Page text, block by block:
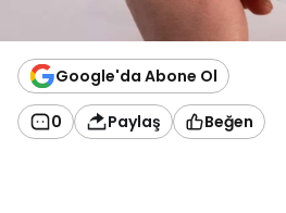
Google'da Abone Ol
0 Paylaş Beğen